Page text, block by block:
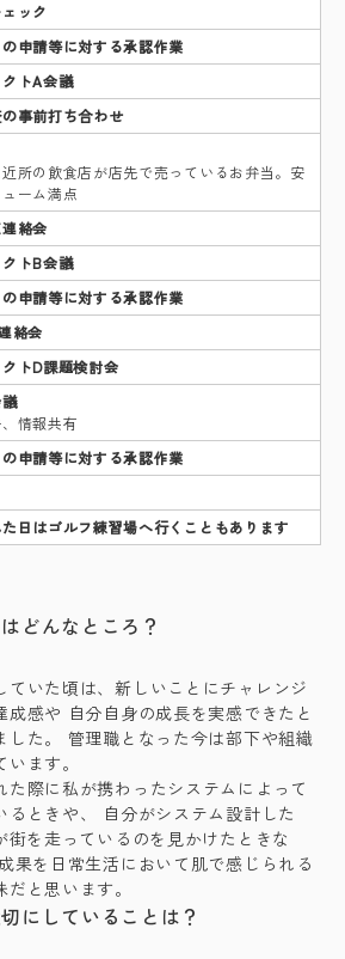
ック
申請等に対する承認作業
トA会議
事前打ち合わせ
所の飲食店が店先で売っているお弁当。安
ーム満点
絡会
トB会議
申請等に対する承認作業
絡会
トD課題検討会
情報共有
申請等に対する承認作業
日はゴルフ練習場へ行くこともあります
どんなところ？
ていた頃は、新しいことにチャレンジ
成感や 自分自身の成長を実感できたと
した。 管理職となった今は部下や組織
ます。
た際に私が携わったシステムによって
るときや、 自分がシステム設計した
街を走っているのを見かけたときな
果を日常生活において肌で感じられる
と思います。
にしていることは？